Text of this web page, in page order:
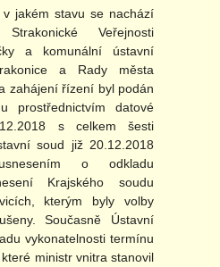
jakém stavu se nachází
Veřejnosti
a komunální ústavní
a Rady města
zahájení řízení byl podán
prostřednictvím datové
s celkem šesti
soud již 20.12.2018
o odkladu
Krajského soudu
kterým byly volby
Současně Ústavní
vykonatelnosti termínu
ministr vnitra stanovil